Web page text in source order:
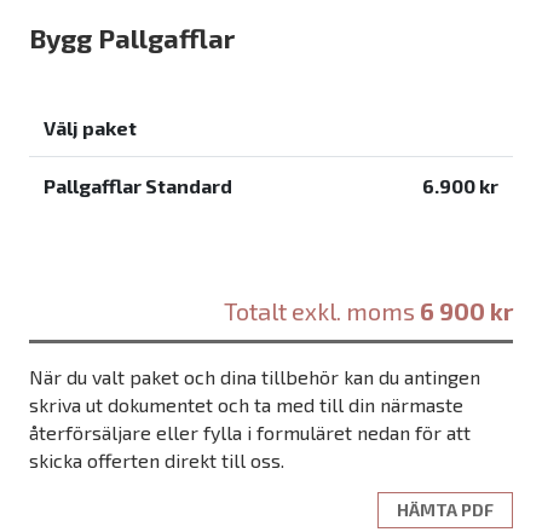
Bygg Pallgafflar
Välj paket
Pallgafflar Standard 6.900 kr
Totalt exkl. moms 6 900 kr
När du valt paket och dina tillbehör kan du antingen
skriva ut dokumentet och ta med till din närmaste
återförsäljare eller fylla i formuläret nedan för att
skicka offerten direkt till oss.
HÄMTA PDF